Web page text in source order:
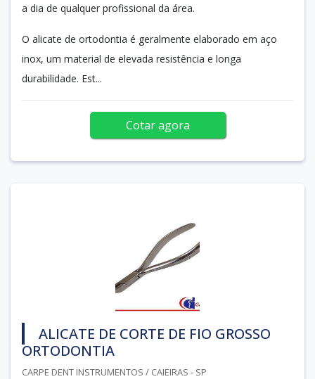
a dia de qualquer profissional da área.
O alicate de ortodontia é geralmente elaborado em aço
inox, um material de elevada resistência e longa
durabilidade. Est...
Cotar agora
ALICATE DE CORTE DE FIO GROSSO
ORTODONTIA
CARPE DENT INSTRUMENTOS / CAIEIRAS - SP